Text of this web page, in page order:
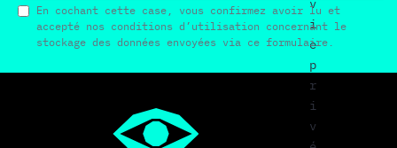
v
i
e
p
r
i
v
En cochant cette case, vous confirmez avoir lu et
accepté nos conditions d’utilisation concernant le
stockage des données envoyées via ce formulaire.